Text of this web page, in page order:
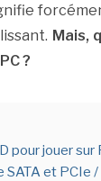
Mais,
?
pour jouer sur
et PCIe